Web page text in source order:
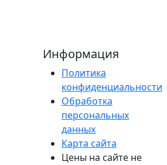
Информация
Политика
конфиденциальности
Обработка
персональных
данных
Карта сайта
Цены на сайте не